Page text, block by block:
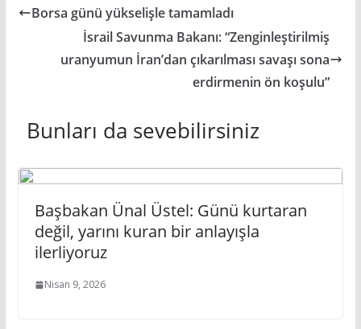
Borsa günü yükselişle tamamladı
İsrail Savunma Bakanı: “Zenginleştirilmiş
uranyumun İran’dan çıkarılması savaşı sona
erdirmenin ön koşulu”
Bunları da sevebilirsiniz
Başbakan Ünal Üstel: Günü kurtaran
değil, yarını kuran bir anlayışla
ilerliyoruz
Nisan 9, 2026